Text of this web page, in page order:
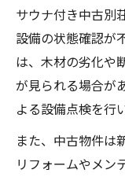
サウナ付き中古別
設備の状態確認が
は、木材の劣化や
が見られる場合が
よる設備点検を行
また、中古物件は
リフォームやメン